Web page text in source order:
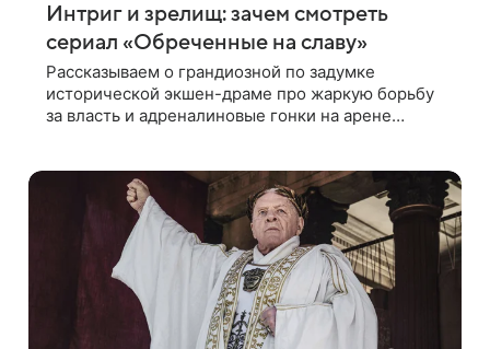
Интриг и зрелищ: зачем смотреть
сериал «Обреченные на славу»
Рассказываем о грандиозной по задумке
исторической экшен-драме про жаркую борьбу
за власть и адреналиновые гонки на арене
напоминает